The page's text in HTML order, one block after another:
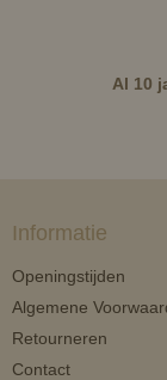
Al 10
Informatie
Openingstijden
Algemene
Retourneren
Contact